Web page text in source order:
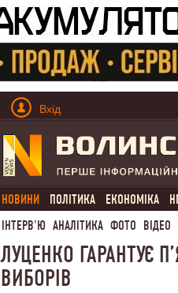
Вхід
НОВИНИ ПОЛІТИКА ЕКОНОМІКА
ІНТЕРВ'Ю АНАЛІТИКА ФОТО ВІДЕО
ЛУЦЕНКО ГАРАНТУЄ
ВИБОРІВ